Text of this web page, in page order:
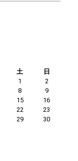
土
日
1
2
8
9
15
16
22
23
29
30